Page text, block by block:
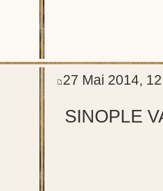
27 Mai 2014,
SINOPLE